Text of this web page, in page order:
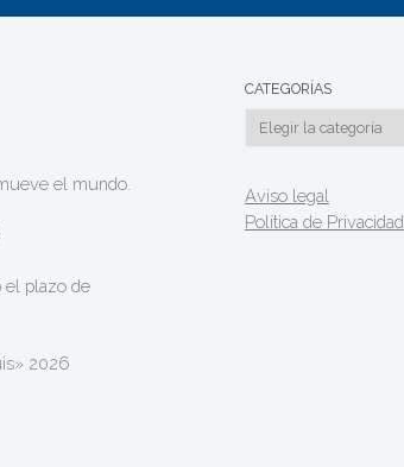
el mundo.
el plazo de
2026
CATEGORÍAS
Categorías
Aviso legal
Política de Privacidad